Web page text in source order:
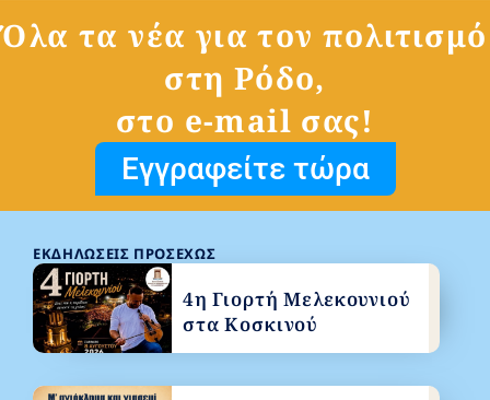
Όλα τα νέα για τον πολιτισμό
στη Ρόδο,
στο e-mail σας!
Εγγραφείτε τώρα
ΕΚΔΗΛΏΣΕΙΣ ΠΡΟΣΕΧΏΣ
4η Γιορτή Μελεκουνιού
στα Κοσκινού